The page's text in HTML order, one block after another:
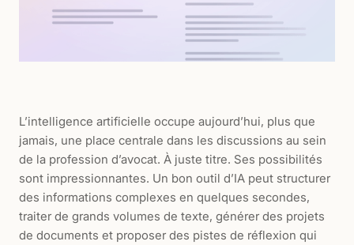
L’intelligence artificielle occupe aujourd’hui, plus que
jamais, une place centrale dans les discussions au sein
de la profession d’avocat. À juste titre. Ses possibilités
sont impressionnantes. Un bon outil d’IA peut structurer
des informations complexes en quelques secondes,
traiter de grands volumes de texte, générer des projets
de documents et proposer des pistes de réflexion qui